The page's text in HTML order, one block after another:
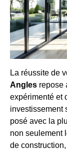
La réussite de
Angles repose
expérimenté et
investissement
posé avec la
non seulement
de